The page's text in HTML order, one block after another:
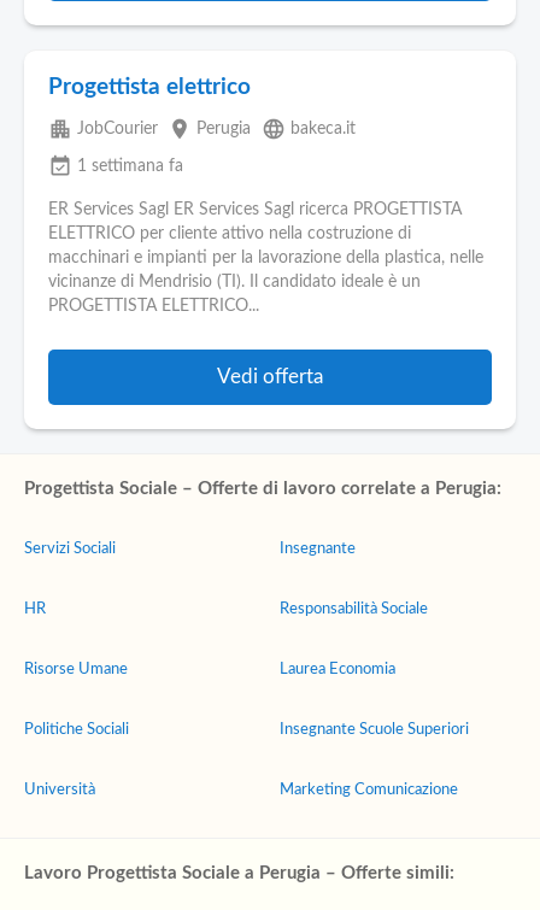
Progettista elettrico
apartment JobCourier place Perugia language bakeca.it
event_available 1 settimana fa
ER Services Sagl ER Services Sagl ricerca PROGETTISTA
ELETTRICO per cliente attivo nella costruzione di
macchinari e impianti per la lavorazione della plastica, nelle
vicinanze di Mendrisio (TI). Il candidato ideale è un
PROGETTISTA ELETTRICO...
Vedi offerta
Progettista Sociale – Offerte di lavoro correlate a Perugia:
Servizi Sociali
HR
Risorse Umane
Politiche Sociali
Università
Insegnante
Responsabilità Sociale
Laurea Economia
Insegnante Scuole Superiori
Marketing Comunicazione
Lavoro Progettista Sociale a Perugia – Offerte simili: